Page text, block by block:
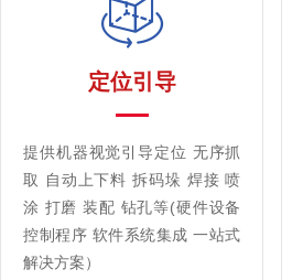
定位引导
提供机器视觉引导定位 无序抓
取 自动上下料 拆码垛 焊接 喷
涂 打磨 装配 钻孔等(硬件设备
控制程序 软件系统集成 一站式
解决方案）